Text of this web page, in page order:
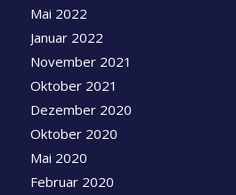
Mai 2022
Januar 2022
November 2021
Oktober 2021
Dezember 2020
Oktober 2020
Mai 2020
Februar 2020